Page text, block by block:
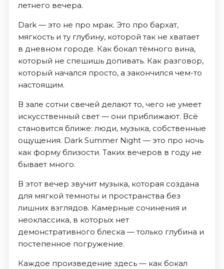
летнего вечера.
Dark — это не про мрак. Это про бархат,
мягкость и ту глубину, которой так не хватает
в дневном городе. Как бокал тёмного вина,
который не спешишь допивать. Как разговор,
который начался просто, а закончился чем-то
настоящим.
В зале сотни свечей делают то, чего не умеет
искусственный свет — они приближают. Всё
становится ближе: люди, музыка, собственные
ощущения. Dark Summer Night — это про ночь
как форму близости. Таких вечеров в году не
бывает много.
В этот вечер звучит музыка, которая создана
для мягкой темноты и пространства без
лишних взглядов. Камерные сочинения и
неоклассика, в которых нет
демонстративного блеска — только глубина и
постепенное погружение.
Каждое произведение здесь — как бокал